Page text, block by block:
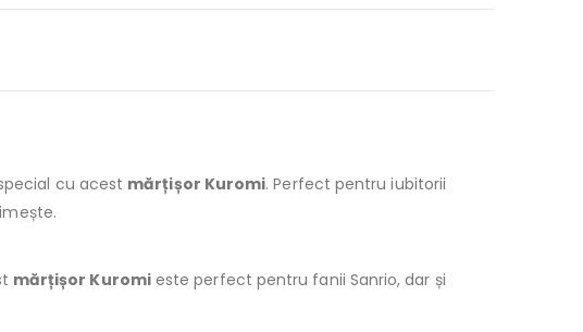
cu acest mărțișor Kuromi. Perfect pentru iubitorii
mărțișor Kuromieste perfect pentru fanii Sanrio, dar și